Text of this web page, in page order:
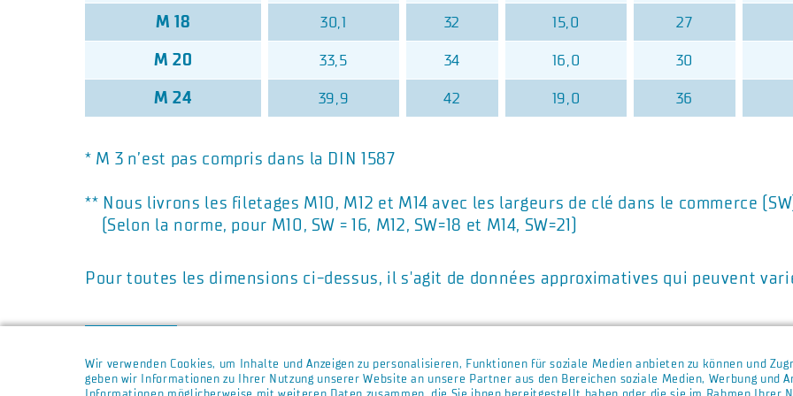
M 18 30,1 32 15,0 27
M 20 33,5 34 16,0 30
M 24 39,9 42 19,0 36
* M 3 n’est pas compris dans la DIN 1587
** Nous livrons les filetages M10, M12 et M14 avec les largeurs de clé dans le commerce
(Selon la norme, pour M10, SW = 16, M12, SW=18 et M14, SW=21)
Pour toutes les dimensions ci-dessus, il s'agit de données approximatives qui peuvent
Wir verwenden Cookies, um Inhalte und Anzeigen zu personalisieren, Funktionen für soziale Medien anbieten zu können und
geben wir Informationen zu Ihrer Nutzung unserer Website an unsere Partner aus den Bereichen soziale Medien, Werbung und